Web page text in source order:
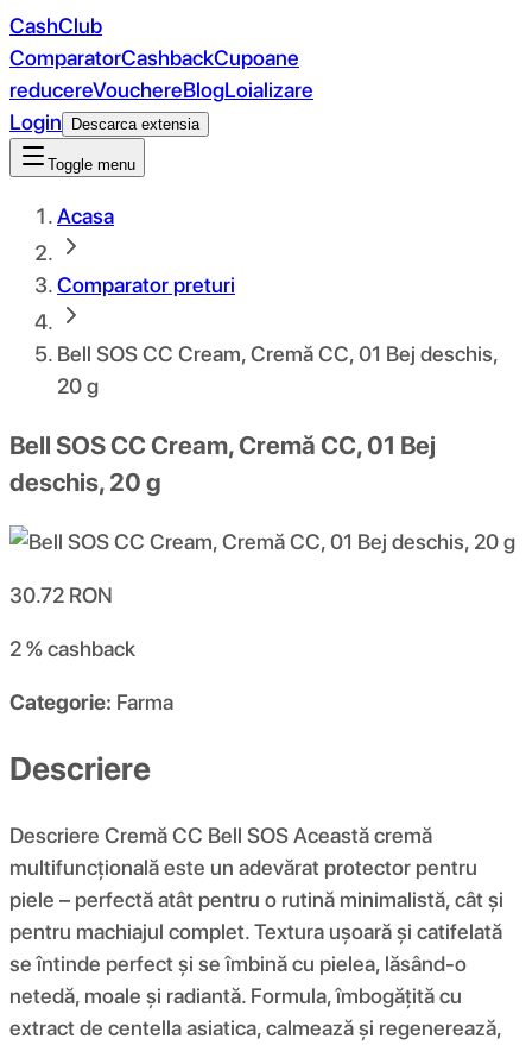
CashClub
ComparatorCashbackCupoane
reducereVouchereBlogLoializare
Login
Descarca extensia
Toggle menu
Acasa
Comparator preturi
Bell SOS CC Cream, Cremă CC, 01 Bej deschis,
20 g
Bell SOS CC Cream, Cremă CC, 01 Bej
deschis, 20 g
30.72 RON
2 %cashback
Categorie: Farma
Descriere
Descriere Cremă CC Bell SOS Această cremă
multifuncțională este un adevărat protector pentru
piele – perfectă atât pentru o rutină minimalistă, cât și
pentru machiajul complet. Textura ușoară și catifelată
se întinde perfect și se îmbină cu pielea, lăsând-o
netedă, moale și radiantă. Formula, îmbogățită cu
extract de centella asiatica, calmează și regenerează,